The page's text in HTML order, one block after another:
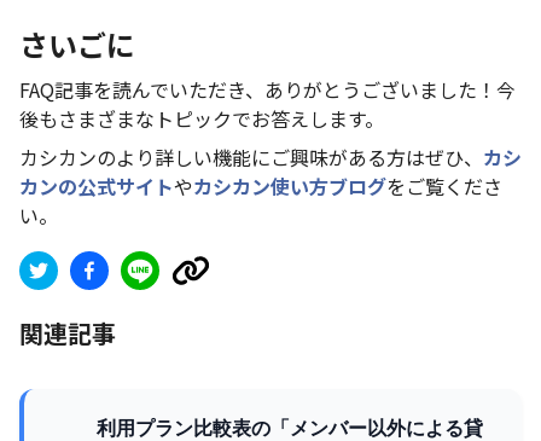
さいごに
FAQ記事を読んでいただき、ありがとうございました！今
後もさまざまなトピックでお答えします。
カシカンのより詳しい機能にご興味がある方はぜひ、 カシ
カンの公式サイトやカシカン使い方ブログをご覧くださ
い。
関連記事
利用プラン比較表の「メンバー以外による貸